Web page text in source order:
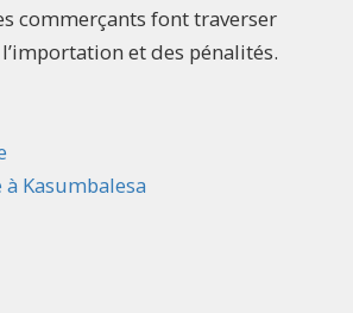
commerçants font traverser
et des pénalités.
Kasumbalesa